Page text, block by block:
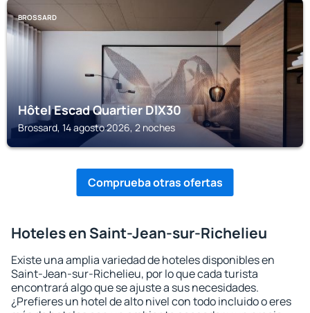
BROSSARD
Hôtel Escad Quartier DIX30
Brossard, 14 agosto 2026, 2 noches
Comprueba otras ofertas
Hoteles en Saint-Jean-sur-Richelieu
Existe una amplia variedad de hoteles disponibles en
Saint-Jean-sur-Richelieu, por lo que cada turista
encontrará algo que se ajuste a sus necesidades.
¿Prefieres un hotel de alto nivel con todo incluido o eres